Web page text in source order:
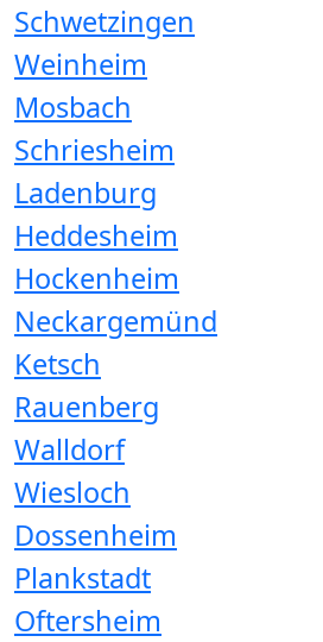
Schwetzingen
Weinheim
Mosbach
Schriesheim
Ladenburg
Heddesheim
Hockenheim
Neckargemünd
Ketsch
Rauenberg
Walldorf
Wiesloch
Dossenheim
Plankstadt
Oftersheim